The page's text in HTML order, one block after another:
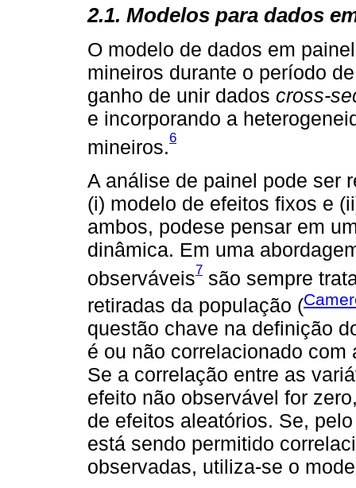
2.1. Modelos para dados
O modelo de dados em
mineiros durante o período
ganho de unir dados cross-
e incorporando a
mineiros.6
A análise de painel pode ser
(i) modelo de efeitos fixos e
ambos, podese pensar em
dinâmica. Em uma
observáveis7 são sempre
retiradas da população (
questão chave na definição
é ou não correlacionado
Se a correlação entre as
efeito não observável for
de efeitos aleatórios. Se,
está sendo permitido
observadas, utiliza-se o